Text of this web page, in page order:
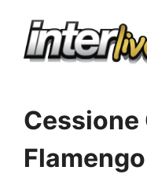
Cessione